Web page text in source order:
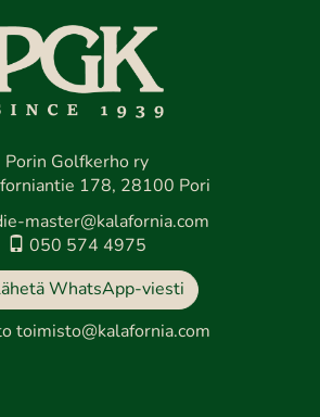
Porin Golfkerho ry
178, 28100 Pori
master@kalafornia.com
050 574 4975
WhatsApp-viesti
toimisto@kalafornia.com